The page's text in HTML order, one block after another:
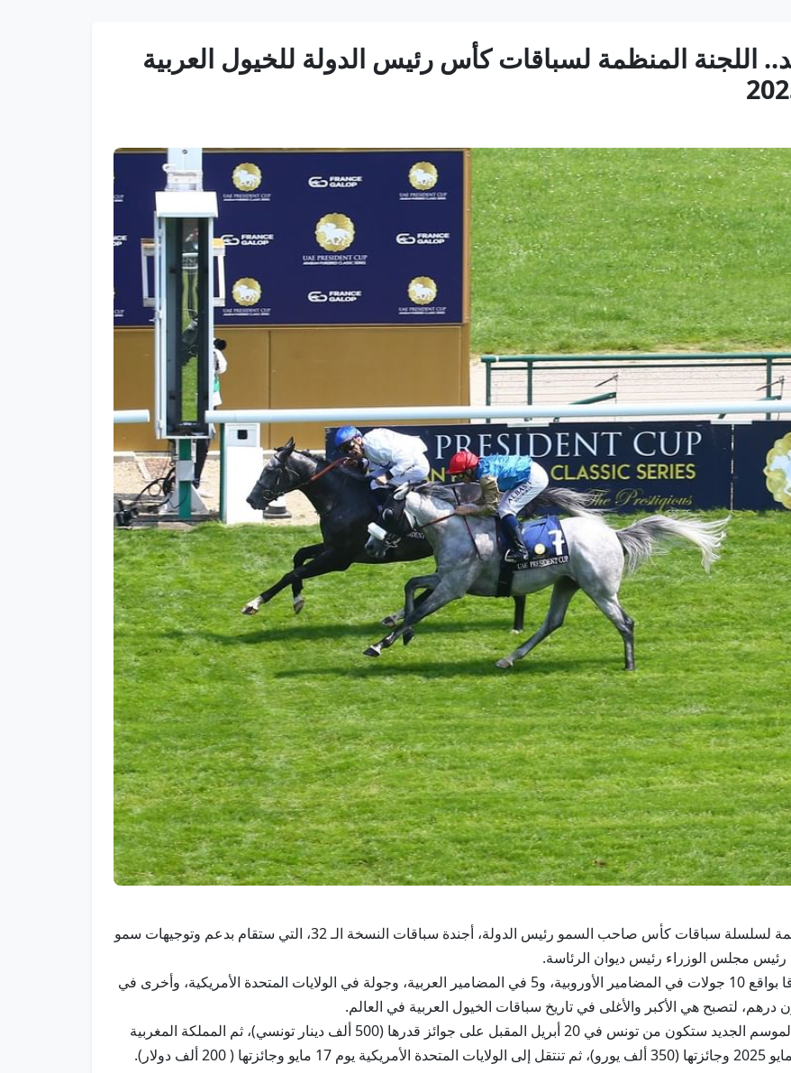
اللجنة المنظمة لسباقات كأس رئيس الدولة للخيول العربية
أبوظبي في 21 مارس/ وام/ أعلنت اللجنة العليا المنظمة لسلسلة سباقات كأس صاحب السمو رئيس الدولة، أجندة سباقات النسخة الـ 32، التي ستقام بدعم وتوجيهات سمو
رئيس مجلس الوزراء رئيس ديوان الرئاسة.
وذكرت اللجنة، أن نسخة 2025 ستشهد تنظيم 17 سباقا بواقع 10 جولات في المضامير الأوروبية، و5 في المضامير العربية، وجولة في الولايات المتحدة الأمريكية، وأخرى في
وأوضحت اللجنة، في بيان لها اليوم، أن بداية سباقات الموسم الجديد ستكون من تونس في 20 أبريل المقبل على جوائز قدرها (500 ألف دينار تونسي)، ثم المملكة المغربية